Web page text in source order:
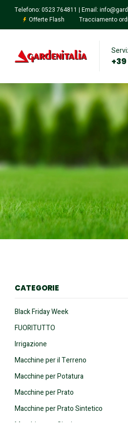
Telefono: 0523 764811 | Email:
Offerte Flash
Tracciamento
IN ITALY
CATEGORIE
Black Friday Week
FUORITUTTO
Irrigazione
Macchine per il Terreno
Macchine per Potatura
Macchine per Prato
Macchine per Prato Sintetico
Macchine per Siepi